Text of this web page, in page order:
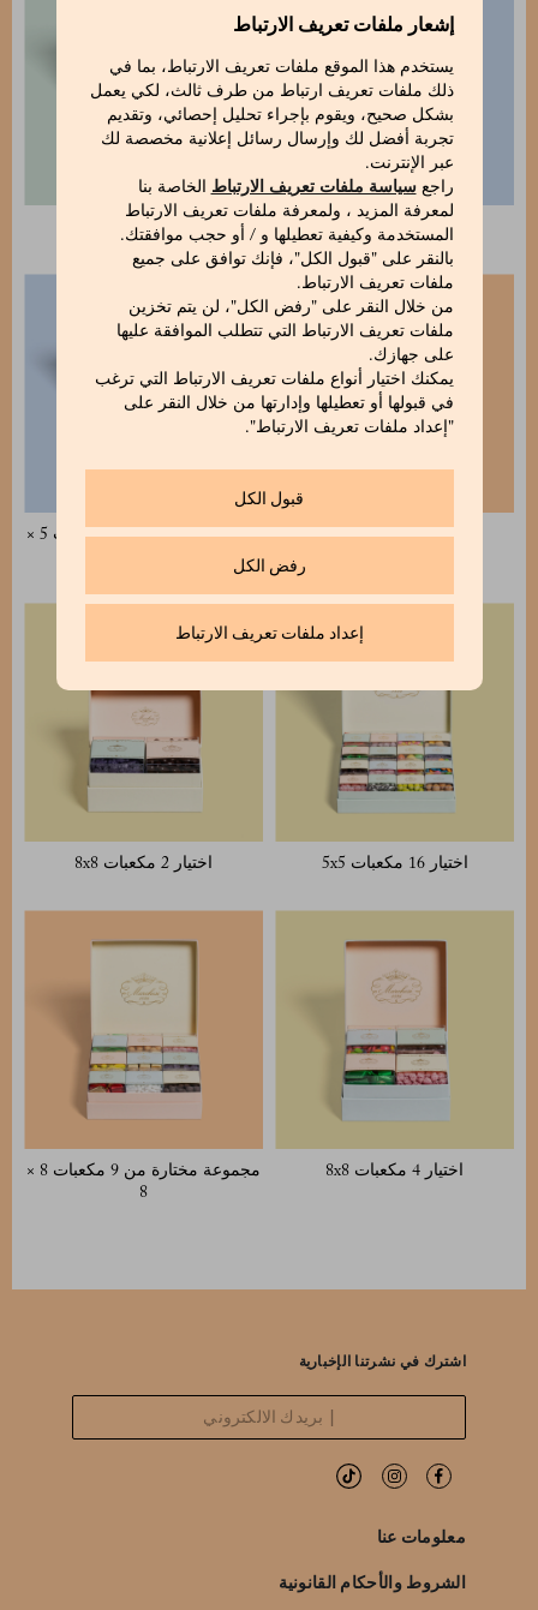
إشعار ملفات تعريف الارتباط
يستخدم هذا الموقع ملفات تعريف الارتباط، بما في
ذلك ملفات تعريف ارتباط من طرف ثالث، لكي يعمل
بشكل صحيح، ويقوم بإجراء تحليل إحصائي، وتقديم
تجربة أفضل لك وإرسال رسائل إعلانية مخصصة لك
عبر الإنترنت.
راجعسياسة ملفات تعريف الارتباط الخاصة بنا
لمعرفة المزيد ، ولمعرفة ملفات تعريف الارتباط
المستخدمة وكيفية تعطيلها و / أو حجب موافقتك.
بالنقر على "قبول الكل"، فإنك توافق على جميع
ملفات تعريف الارتباط.
من خلال النقر على "رفض الكل"، لن يتم تخزين
ملفات تعريف الارتباط التي تتطلب الموافقة عليها
على جهازك.
يمكنك اختيار أنواع ملفات تعريف الارتباط التي ترغب
في قبولها أو تعطيلها وإدارتها من خلال النقر على
"إعداد ملفات تعريف الارتباط".
قبول الكل
رفض الكل
إعداد ملفات تعريف الارتباط
علبة 3 ألواح علبة 10 ألواح
اختيار 4 مكعبات 5x5
مجموعة مختارة من 9 مكعبات 5 ×
اختيار 16 مكعبات 5x5 اختيار 2 مكعبات 8x8
اختيار 4 مكعبات 8x8
مجموعة مختارة من 9 مكعبات 8 ×
8
اشترك في نشرتنا الإخبارية
معلومات عنا
الشروط والأحكام القانونية